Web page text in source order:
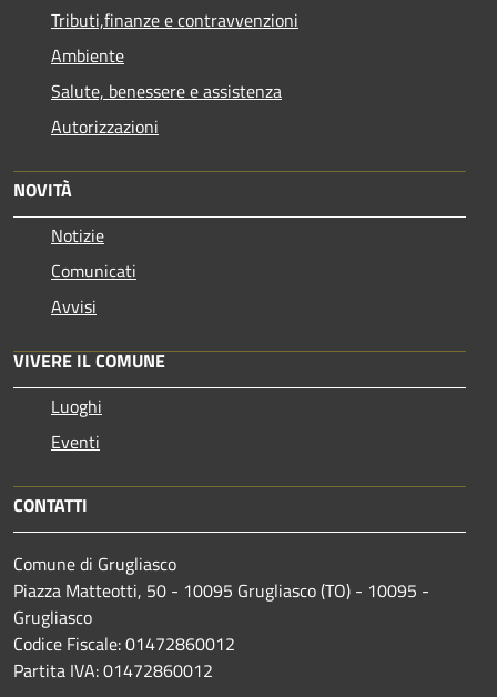
Tributi,finanze e contravvenzioni
Ambiente
Salute, benessere e assistenza
Autorizzazioni
NOVITÀ
Notizie
Comunicati
Avvisi
VIVERE IL COMUNE
Luoghi
Eventi
CONTATTI
Comune di Grugliasco
Piazza Matteotti, 50 - 10095 Grugliasco (TO) - 10095 -
Grugliasco
Codice Fiscale: 01472860012
Partita IVA: 01472860012